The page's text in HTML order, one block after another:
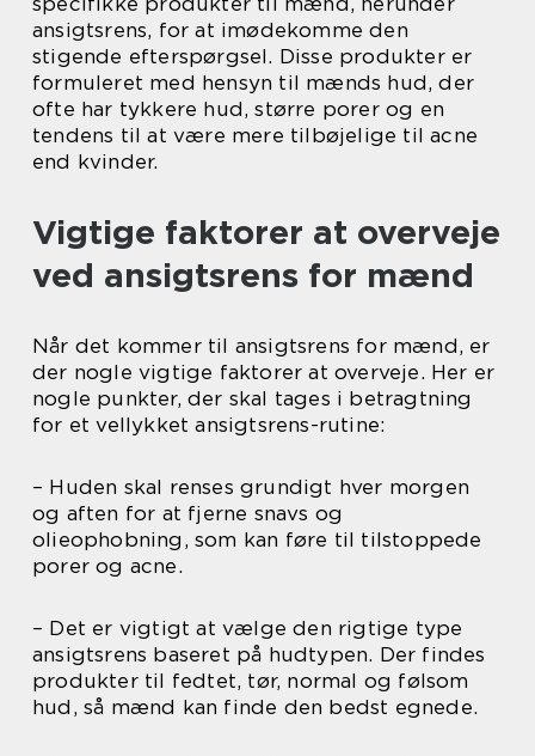
ansigtsrens, for at imødekomme den
stigende efterspørgsel. Disse produkter er
formuleret med hensyn til mænds hud, der
ofte har tykkere hud, større porer og en
tendens til at være mere tilbøjelige til acne
end kvinder.
Vigtige faktorer at overveje
ved ansigtsrens for mænd
Når det kommer til ansigtsrens for mænd, er
der nogle vigtige faktorer at overveje. Her er
nogle punkter, der skal tages i betragtning
for et vellykket ansigtsrens-rutine:
– Huden skal renses grundigt hver morgen
og aften for at fjerne snavs og
olieophobning, som kan føre til tilstoppede
porer og acne.
– Det er vigtigt at vælge den rigtige type
ansigtsrens baseret på hudtypen. Der findes
produkter til fedtet, tør, normal og følsom
hud, så mænd kan finde den bedst egnede.